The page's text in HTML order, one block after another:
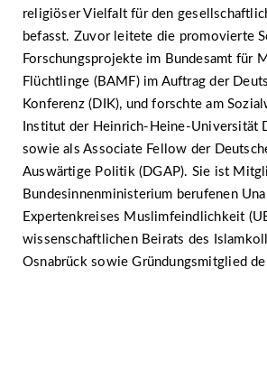
religiöser Vielfalt für den
befasst. Zuvor leitete die promovierte
Forschungsprojekte im Bundesamt für
Flüchtlinge (BAMF) im Auftrag der
Konferenz (DIK), und forschte am
Institut der Heinrich-Heine-Universität
sowie als Associate Fellow der
Auswärtige Politik (DGAP). Sie ist
Bundesinnenministerium berufenen
Expertenkreises Muslimfeindlichkeit
wissenschaftlichen Beirats des
Osnabrück sowie Gründungsmitglied